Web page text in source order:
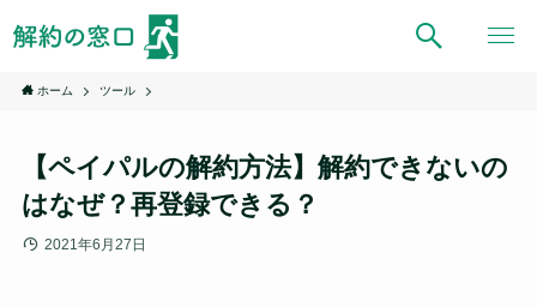
ホーム ツール
【ペイパルの解約方法】解約できないの
はなぜ？再登録できる？
2021年6月27日